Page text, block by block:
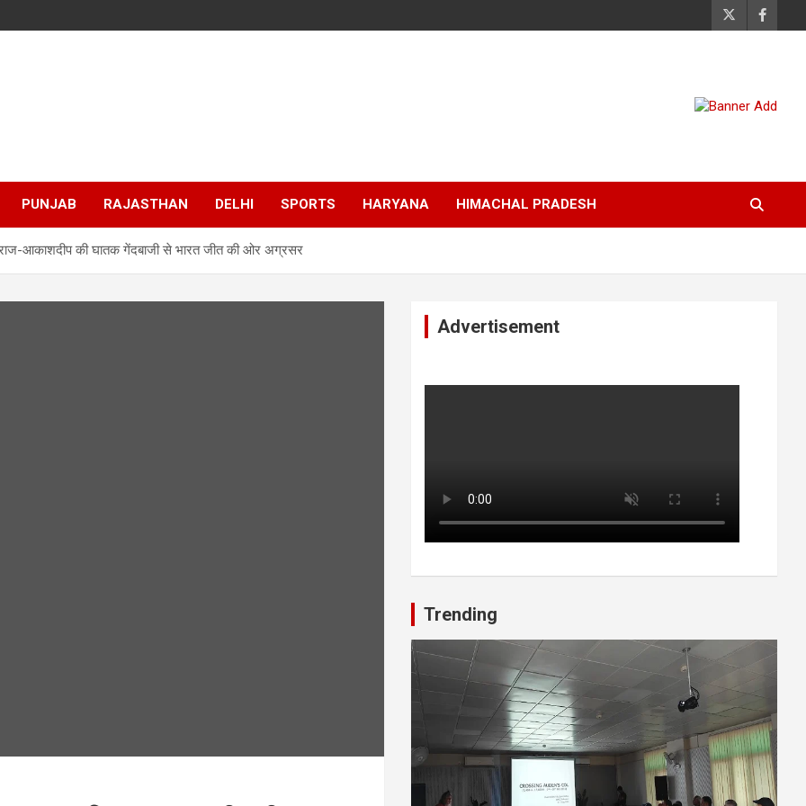
PUNJAB RAJASTHAN DELHI SPORTS HARYANA HIMACHAL PRADESH
आकाशदीप की घातक गेंदबाजी से भारत जीत की ओर अग्रसर
Advertisement
Trending